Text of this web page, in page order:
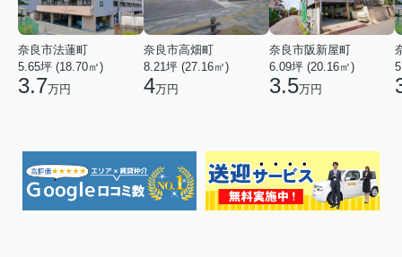
奈良市法蓮町
5.65坪 (18.70㎡)
3.7万円
奈良市高畑町
8.21坪 (27.16㎡)
4万円
奈良市阪新屋町
6.09坪 (20.16㎡)
3.5万円